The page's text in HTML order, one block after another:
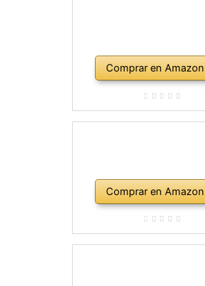
Comprar en Amazon
Comprar en Amazon